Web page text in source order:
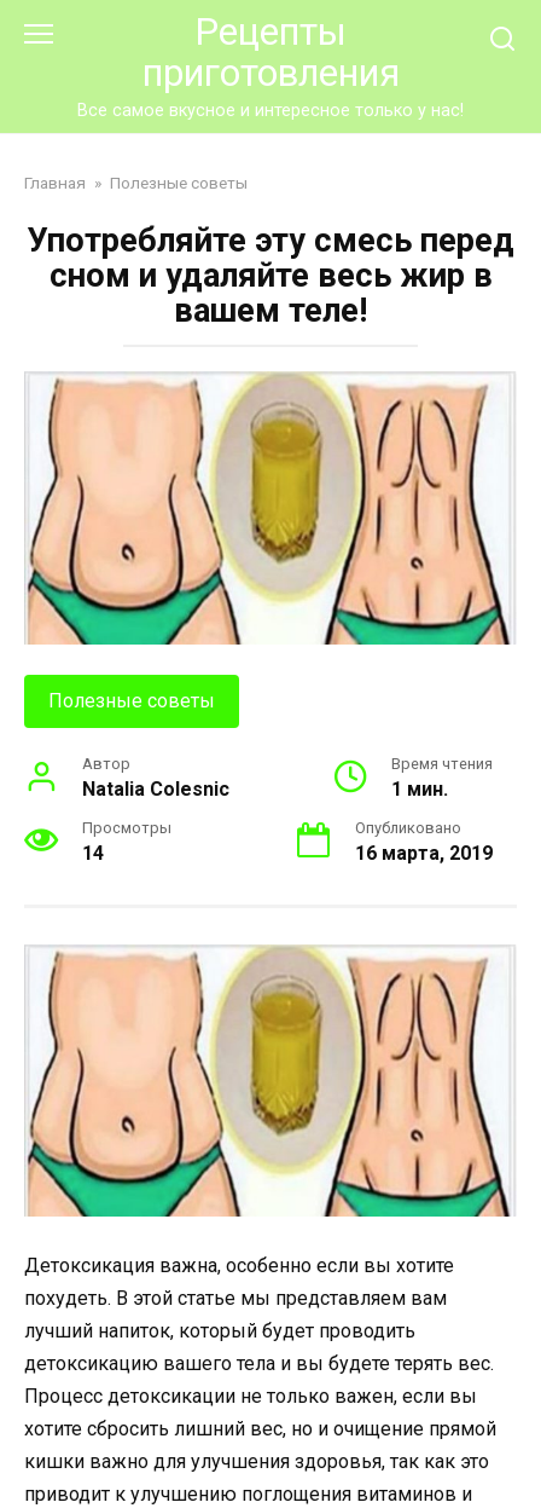
Рецепты
приготовления
Все самое вкусное и интересное только у нас!
Главная » Полезные советы
Употребляйте эту смесь перед
сном и удаляйте весь жир в
вашем теле!
Полезные советы
Автор
Natalia Colesnic
Время чтения
1 мин.
Просмотры
14
Опубликовано
16 марта, 2019
Детоксикация важна, особенно если вы хотите
похудеть. В этой статье мы представляем вам
лучший напиток, который будет проводить
детоксикацию вашего тела и вы будете терять вес.
Процесс детоксикации не только важен, если вы
хотите сбросить лишний вес, но и очищение прямой
кишки важно для улучшения здоровья, так как это
приводит к улучшению поглощения витаминов и